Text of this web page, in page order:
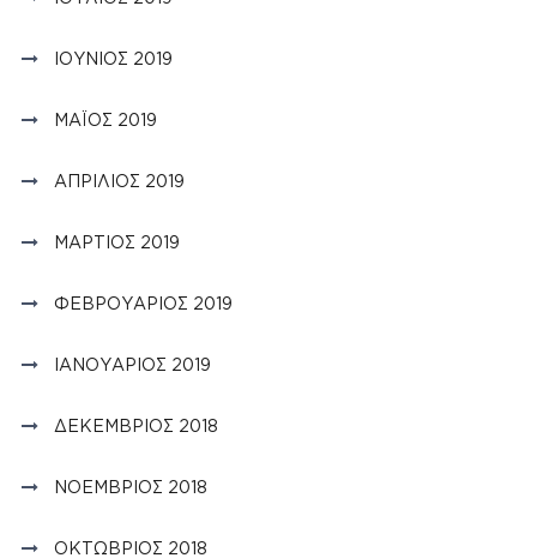
ΙΟΎΝΙΟΣ 2019
ΜΆΙΟΣ 2019
ΑΠΡΊΛΙΟΣ 2019
ΜΆΡΤΙΟΣ 2019
ΦΕΒΡΟΥΆΡΙΟΣ 2019
ΙΑΝΟΥΆΡΙΟΣ 2019
ΔΕΚΈΜΒΡΙΟΣ 2018
ΝΟΈΜΒΡΙΟΣ 2018
ΟΚΤΏΒΡΙΟΣ 2018